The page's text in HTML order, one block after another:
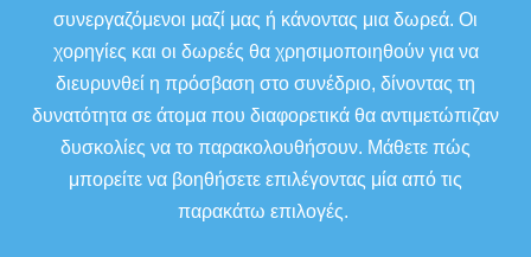
συνεργαζόμενοι μαζί μας ή κάνοντας μια δωρεά. Οι
χορηγίες και οι δωρεές θα χρησιμοποιηθούν για να
διευρυνθεί η πρόσβαση στο συνέδριο, δίνοντας τη
δυνατότητα σε άτομα που διαφορετικά θα αντιμετώπιζαν
δυσκολίες να το παρακολουθήσουν. Μάθετε πώς
μπορείτε να βοηθήσετε επιλέγοντας μία από τις
παρακάτω επιλογές.